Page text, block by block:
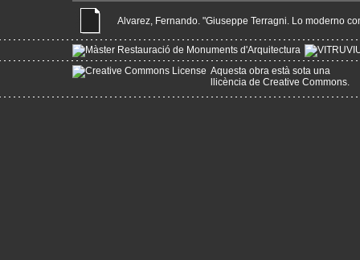
Alvarez, Fernando. "Giuseppe Terragni. Lo moderno
Aquesta obra està sota una
llicència de Creative Commons.